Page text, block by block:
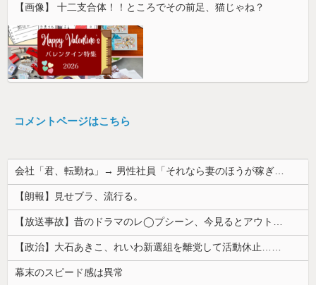
【画像】 十二支合体！！ところでその前足、猫じゃね？
コメントページはこちら
【朗報】見せブラ、流行る。
幕末のスピード感は異常